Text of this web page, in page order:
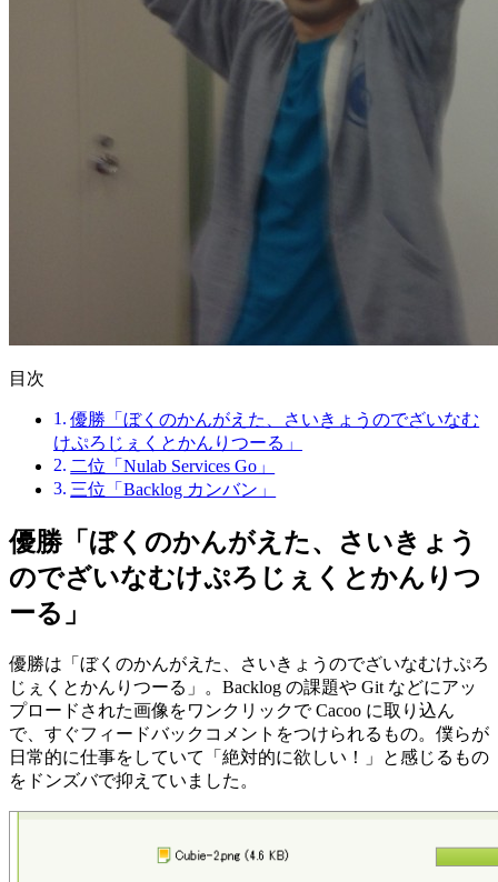
目次
優勝「ぼくのかんがえた、さいきょうのでざいなむ
けぷろじぇくとかんりつーる」
二位「Nulab Services Go」
三位「Backlog カンバン」
優勝「ぼくのかんがえた、さいきょう
のでざいなむけぷろじぇくとかんりつ
ーる」
優勝は「ぼくのかんがえた、さいきょうのでざいなむけぷろ
じぇくとかんりつーる」。Backlog の課題や Git などにアッ
プロードされた画像をワンクリックで Cacoo に取り込ん
で、すぐフィードバックコメントをつけられるもの。僕らが
日常的に仕事をしていて「絶対的に欲しい！」と感じるもの
をドンズバで抑えていました。